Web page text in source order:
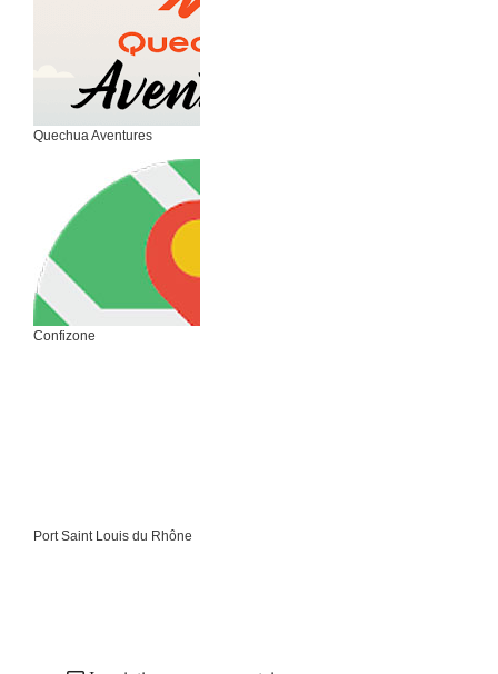
Quechua Aventures
Confizone
Port Saint Louis du Rhône